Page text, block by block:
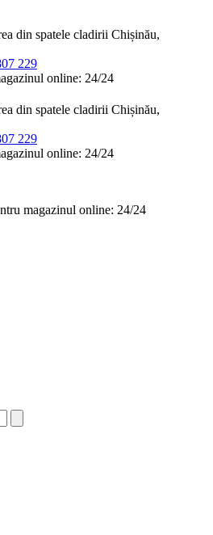
din spatele cladirii Chișinău,
229
online: 24/24
din spatele cladirii Chișinău,
229
online: 24/24
magazinul online: 24/24